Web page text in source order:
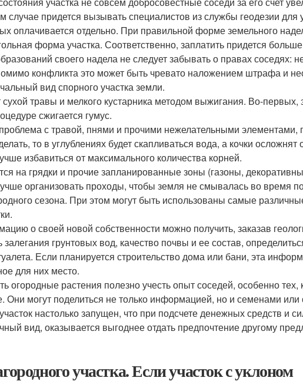
случае придется вызывать специалистов из службы геодезии
оплачивается отдельно. При правильной форме земельного
форма участка. Соответственно, заплатить придется
своего надела не следует забывать о правах соседях:
конфликта это может быть чревато наложением штрафа и
вид спорного участка земли.
сухой травы и мелкого кустарника методом выжигания. Во-
сжигается гумус.
с травой, пнями и прочими нежелательными элементами,
то в углублениях будет скапливаться вода, а кочки осложнят
избавиться от максимального количества корней.
на грядки и прочие запланированные зоны (газоны,
организовать проходы, чтобы земля не смывалась во время
сезона. При этом могут быть использованы самые
о своей новой собственности можно получить, заказав
залегания грунтовых вод, качество почвы и ее состав,
Если планируется строительство дома или бани, эта
для них место.
огородные растения полезно учесть опыт соседей, особенно тех,
Они могут поделиться не только информацией, но и семенами
настолько запущен, что при подсчете денежных средств и
вид, оказывается выгоднее отдать предпочтение другому
участка. Если участок с уклоном